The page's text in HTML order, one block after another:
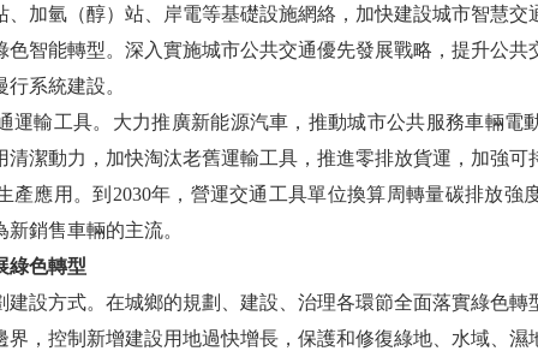
、加氫（醇）站、岸電等基礎設施網絡，加快建設城市智慧交
色智能轉型。深入實施城市公共交通優先發展戰略，提升公共
系統建設。
工具。大力推廣新能源汽車，推動城市公共服務車輛電
清潔動力，加快淘汰老舊運輸工具，推進零排放貨運，加強可
產應用。到2030年，營運交通工具單位換算周轉量碳排放強
銷售車輛的主流。
綠色轉型
方式。在城鄉的規劃、建設、治理各環節全面落實綠色轉
界，控制新增建設用地過快增長，保護和修復綠地、水域、濕